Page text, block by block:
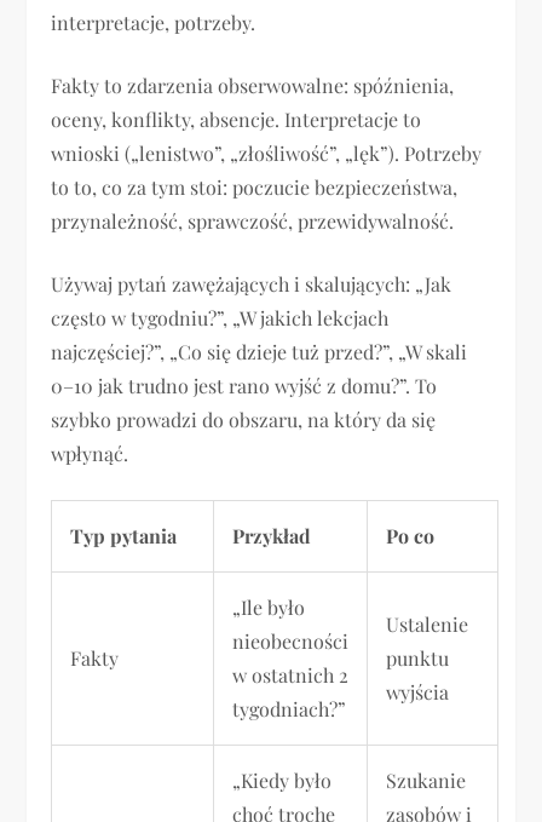
interpretacje, potrzeby.
Fakty to zdarzenia obserwowalne: spóźnienia,
oceny, konflikty, absencje. Interpretacje to
wnioski („lenistwo”, „złośliwość”, „lęk”). Potrzeby
to to, co za tym stoi: poczucie bezpieczeństwa,
przynależność, sprawczość, przewidywalność.
Używaj pytań zawężających i skalujących: „Jak
często w tygodniu?”, „W jakich lekcjach
najczęściej?”, „Co się dzieje tuż przed?”, „W skali
0–10 jak trudno jest rano wyjść z domu?”. To
szybko prowadzi do obszaru, na który da się
wpłynąć.
Typ pytania Przykład Po co
Fakty
„Ile było
nieobecności
w ostatnich 2
tygodniach?”
Ustalenie
punktu
wyjścia
„Kiedy było
choć trochę
Szukanie
zasobów i